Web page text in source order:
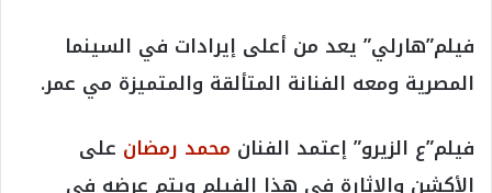
فيلم”هارلي” يعد من أعلى إيرادات في السينما
المصرية ومعه الفنانة المتألقة والمتميزة مي عمر.
فيلم”ع الزيرو” إعتمد الفنان محمد رمضان على
الأكشن والإثارة فى هذا الفيلم ويتم عرضه في